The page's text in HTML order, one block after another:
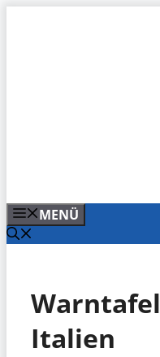
MENÜ
Warntafel
Italien